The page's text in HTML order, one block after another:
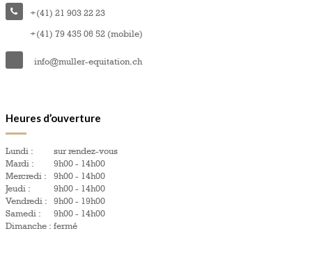
+(41) 21 903 22 23
+(41) 79 435 06 52 (mobile)
info@muller-equitation.ch
Heures d’ouverture
Lundi :
sur rendez-vous
Mardi :
9h00 - 14h00
Mercredi :
9h00 - 14h00
Jeudi :
9h00 - 14h00
Vendredi :
9h00 - 19h00
Samedi :
9h00 - 14h00
Dimanche : fermé